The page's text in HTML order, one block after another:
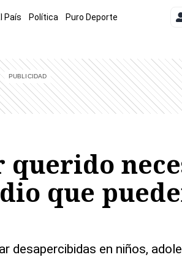
País Política Puro Deporte
querido
que
desapercibidas en niños,